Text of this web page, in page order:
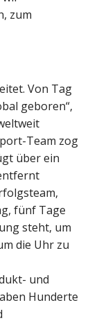
zum
Von Tag
geboren“,
Team zog
über ein
fünf Tage
steht, um
die Uhr zu
und
Hunderte